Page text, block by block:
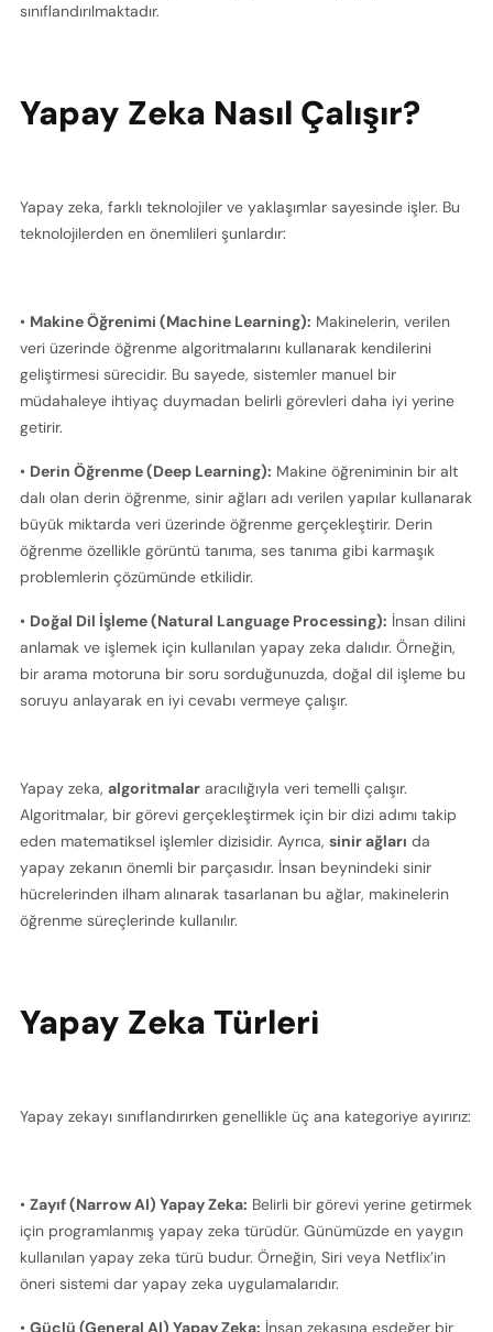
sınıflandırılmaktadır.
Yapay Zeka Nasıl Çalışır?
Yapay zeka, farklı teknolojiler ve yaklaşımlar sayesinde işler. Bu
teknolojilerden en önemlileri şunlardır:
• Makine Öğrenimi (Machine Learning): Makinelerin, verilen
veri üzerinde öğrenme algoritmalarını kullanarak kendilerini
geliştirmesi sürecidir. Bu sayede, sistemler manuel bir
müdahaleye ihtiyaç duymadan belirli görevleri daha iyi yerine
getirir.
• Derin Öğrenme (Deep Learning): Makine öğreniminin bir alt
dalı olan derin öğrenme, sinir ağları adı verilen yapılar kullanarak
büyük miktarda veri üzerinde öğrenme gerçekleştirir. Derin
öğrenme özellikle görüntü tanıma, ses tanıma gibi karmaşık
problemlerin çözümünde etkilidir.
• Doğal Dil İşleme (Natural Language Processing): İnsan dilini
anlamak ve işlemek için kullanılan yapay zeka dalıdır. Örneğin,
bir arama motoruna bir soru sorduğunuzda, doğal dil işleme bu
soruyu anlayarak en iyi cevabı vermeye çalışır.
Yapay zeka, algoritmalar aracılığıyla veri temelli çalışır.
Algoritmalar, bir görevi gerçekleştirmek için bir dizi adımı takip
eden matematiksel işlemler dizisidir. Ayrıca, sinir ağları da
yapay zekanın önemli bir parçasıdır. İnsan beynindeki sinir
hücrelerinden ilham alınarak tasarlanan bu ağlar, makinelerin
öğrenme süreçlerinde kullanılır.
Yapay Zeka Türleri
Yapay zekayı sınıflandırırken genellikle üç ana kategoriye ayırırız:
• Zayıf (Narrow AI) Yapay Zeka: Belirli bir görevi yerine getirmek
için programlanmış yapay zeka türüdür. Günümüzde en yaygın
kullanılan yapay zeka türü budur. Örneğin, Siri veya Netflix’in
öneri sistemi dar yapay zeka uygulamalarıdır.
• Güçlü (General AI) Yapay Zeka: İnsan zekasına eşdeğer bir